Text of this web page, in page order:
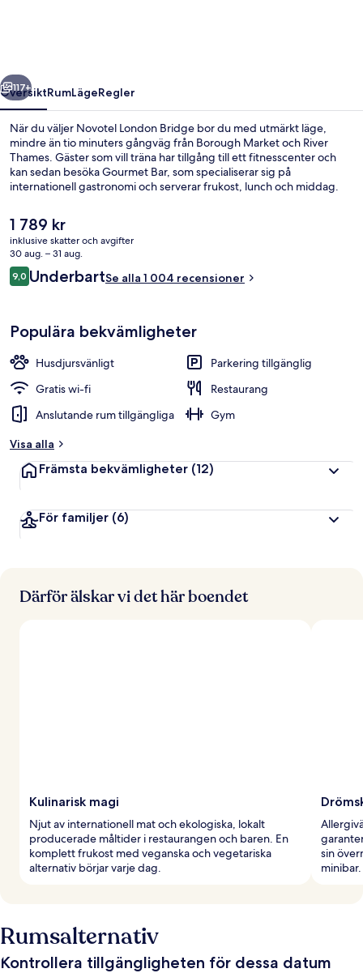
Nästa
117+
ÖversiktRumLägeRegler
När du väljer Novotel London Bridge bor du med utmärkt läge,
mindre än tio minuters gångväg från Borough Market och River
Thames. Gäster som vill träna har tillgång till ett fitnesscenter och
kan sedan besöka Gourmet Bar, som specialiserar sig på
internationell gastronomi och serverar frukost, lunch och middag.
och en terrass. Andra resenärer brukar uppskatta närheten till
kollektivtrafik. Borough Underground Station ligger 7 minuter bort
och till London Bridge Underground Station tar det inte mer än 9
minuter att gå.
Det
nuvarande
priset
är
1 789 kr
1 789 kr
inklusive skatter och avgifter
30 aug. – 31 aug.
Recensioner
9,09,0 av 10,
UnderbartSe alla 1 004 recensioner
Populära bekvämligheter
Husdjursvänligt
Parkering tillgänglig
Gratis wi-fi
Restaurang
Anslutande rum tillgängliga
Gym
Visa alla
Främsta bekvämligheter (12)
För familjer (6)
Därför älskar vi det här boendet
Kulinarisk magi
Njut av internationell mat och ekologiska, lokalt
producerade måltider i restaurangen och baren. En
komplett frukost med veganska och vegetariska
alternativ börjar varje dag.
sin
minibar.
Rumsalternativ
Kontrollera tillgängligheten för dessa datum